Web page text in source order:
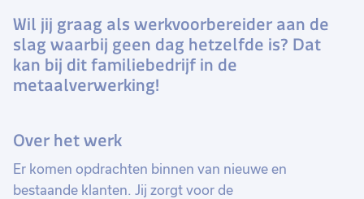
Wil jij graag als werkvoorbereider aan de
slag waarbij geen dag hetzelfde is? Dat
kan bij dit familiebedrijf in de
metaalverwerking!
Over het werk
Er komen opdrachten binnen van nieuwe en
bestaande klanten. Jij zorgt voor de